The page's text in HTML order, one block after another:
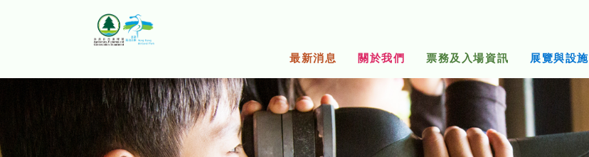
最新消息 關於我們 票務及入場資訊 展覽與設施